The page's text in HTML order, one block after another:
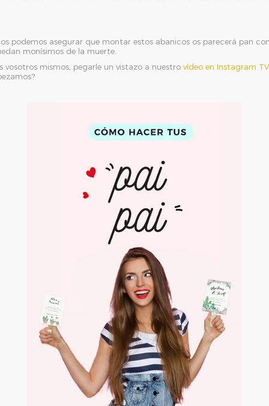
podemos asegurar que montar estos abanicos os parecerá pan
monísimos de la muerte.
vosotros mismos, pegarle un vistazo a nuestro vídeo en Instagram TV